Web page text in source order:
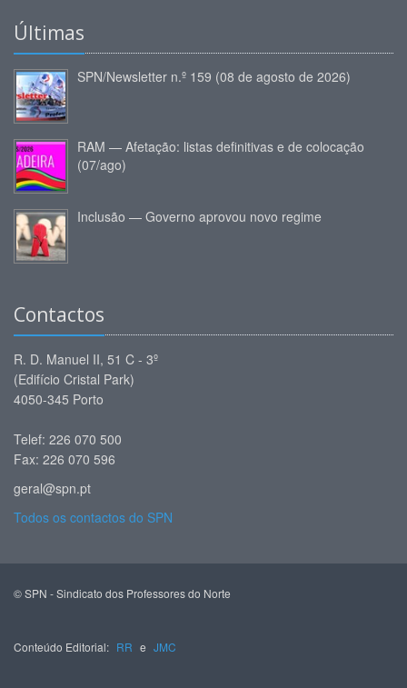
Últimas
SPN/Newsletter n.º 159 (08 de agosto de 2026)
RAM — Afetação: listas definitivas e de colocação
(07/ago)
Inclusão — Governo aprovou novo regime
Contactos
R. D. Manuel II, 51 C - 3º
(Edifício Cristal Park)
4050-345 Porto
Telef: 226 070 500
Fax: 226 070 596
geral@spn.pt
Todos os contactos do SPN
© SPN - Sindicato dos Professores do Norte
Conteúdo Editorial: RR e JMC